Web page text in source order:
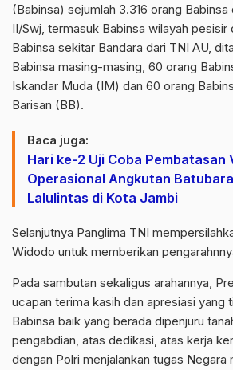
(Babinsa) sejumlah 3.316 orang Babinsa
II/Swj, termasuk Babinsa wilayah pesisir
Babinsa sekitar Bandara dari TNI AU,
Babinsa masing-masing, 60 orang
Iskandar Muda (IM) dan 60 orang
Barisan (BB).
Baca juga:
Hari ke-2 Uji Coba Pembatasan
Operasional Angkutan
Lalulintas di Kota Jambi
Selanjutnya Panglima TNI
Widodo untuk memberikan
Pada sambutan sekaligus arahannya,
ucapan terima kasih dan apresiasi yang
Babinsa baik yang berada dipenjuru
pengabdian, atas dedikasi, atas kerja
dengan Polri menjalankan tugas Negara